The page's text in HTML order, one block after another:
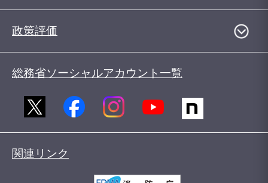
政策評価
総務省ソーシャルアカウント一覧
関連リンク